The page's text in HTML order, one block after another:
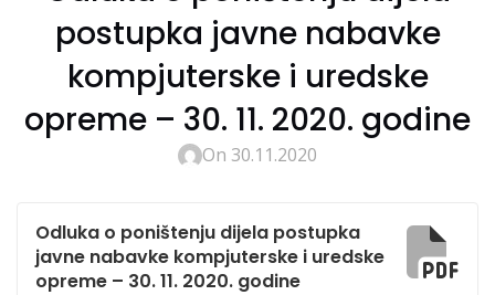
postupka javne nabavke
kompjuterske i uredske
opreme – 30. 11. 2020. godine
On 30.11.2020
Odluka o poništenju dijela postupka
javne nabavke kompjuterske i uredske
opreme – 30. 11. 2020. godine